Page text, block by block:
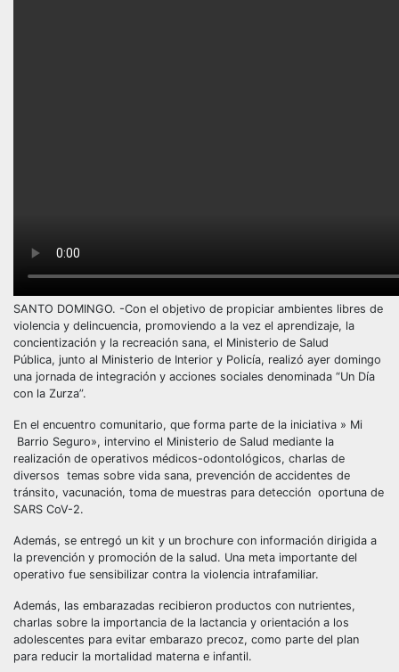
SANTO DOMINGO. -Con el objetivo de propiciar ambientes libres de
violencia y delincuencia, promoviendo a la vez el aprendizaje, la
concientización y la recreación sana, el Ministerio de Salud
Pública, junto al Ministerio de Interior y Policía, realizó ayer domingo
una jornada de integración y acciones sociales denominada “Un Día
con la Zurza”.
En el encuentro comunitario, que forma parte de la iniciativa » Mi
Barrio Seguro», intervino el Ministerio de Salud mediante la
realización de operativos médicos-odontológicos, charlas de
diversos temas sobre vida sana, prevención de accidentes de
tránsito, vacunación, toma de muestras para detección oportuna de
SARS CoV-2.
Además, se entregó un kit y un brochure con información dirigida a
la prevención y promoción de la salud. Una meta importante del
operativo fue sensibilizar contra la violencia intrafamiliar.
Además, las embarazadas recibieron productos con nutrientes,
charlas sobre la importancia de la lactancia y orientación a los
adolescentes para evitar embarazo precoz, como parte del plan
para reducir la mortalidad materna e infantil.